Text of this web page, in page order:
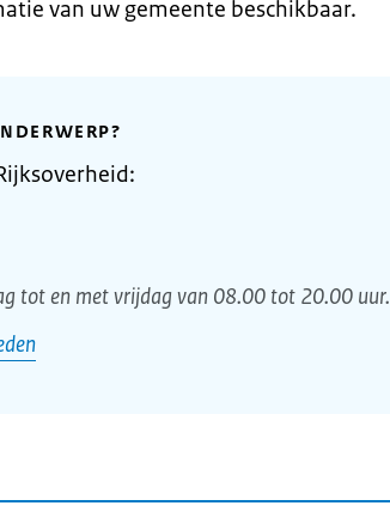
van uw gemeente beschikbaar.
tot en met vrijdag van 08.00 tot 20.00 uur.